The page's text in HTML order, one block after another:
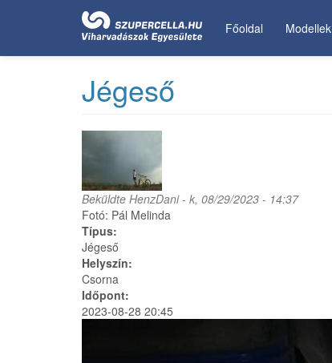
Főoldal Modellek
Jégeső
Beküldte HenzDani- k, 08/29/2023 - 14:37
Fotó: Pál Melinda
Típus:
Jégeső
Helyszín:
Csorna
Időpont:
2023-08-28 20:45